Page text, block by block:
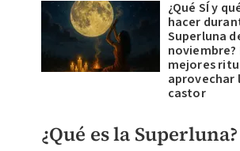
¿Qué SÍ y
hacer
Superluna
noviembre?
mejores
aprovechar
castor
¿Qué es la Superluna?